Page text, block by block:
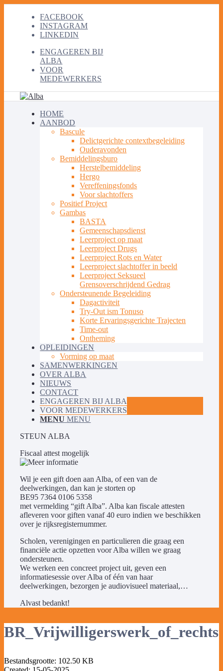
FACEBOOK
INSTAGRAM
LINKEDIN
ENGAGEREN BIJ
ALBA
VOOR
MEDEWERKERS
HOME
AANBOD
Bascule
Delictgerichte contextbegeleiding
Ouderavonden
Bemiddelingsburo
Herstelbemiddeling
Hergo
Vereffeningsfonds
Voor slachtoffers
Positief Project
Gambas
BASTA
Gemeenschapsdienst
Leerproject op maat
Leerproject Drugs
Leerproject Rots en Water
Leerproject slachtoffer in beeld
Leerproject Seksueel
Grensoverschrijdend Gedrag
Ondersteunende Begeleiding
Dagactiviteit
Try-Out ism Tonuso
Korte Ervaringsgerichte Trajecten
Time-out
Ontheming
OPLEIDINGEN
Vorming op maat
SAMENWERKINGEN
OVER ALBA
NIEUWS
CONTACT
ENGAGEREN BIJ ALBA
VOOR MEDEWERKERS
MENU MENU
STEUN ALBA
Fiscaal attest mogelijk
Wil je een gift doen aan Alba, of een van de
deelwerkingen, dan kan je storten op
BE95 7364 0106 5358
met vermelding “gift Alba”. Alba kan fiscale attesten
afleveren voor giften vanaf 40 euro indien we beschikken
over je rijksregisternummer.
Scholen, verenigingen en particulieren die graag een
financiële actie opzetten voor Alba willen we graag
ondersteunen.
We werken een concreet project uit, geven een
informatiesessie over Alba of één van haar
deelwerkingen, bezorgen je audiovisueel materiaal,…
Alvast bedankt!
Bestandsgrootte: 102.50 KB